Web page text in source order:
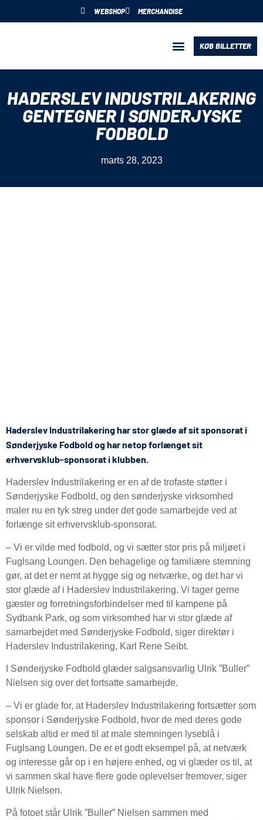
WEBSHOP MERCHANDISE
KØB BILLETTER
HADERSLEV INDUSTRILAKERING
GENTEGNER I SØNDERJYSKE
FODBOLD
marts 28, 2023
Haderslev Industrilakering har stor glæde af sit sponsorat i
Sønderjyske Fodbold og har netop forlænget sit
erhvervsklub-sponsorat i klubben.
Haderslev Industrilakering er en af de trofaste støtter i
Sønderjyske Fodbold, og den sønderjyske virksomhed
maler nu en tyk streg under det gode samarbejde ved at
forlænge sit erhvervsklub-sponsorat.
– Vi er vilde med fodbold, og vi sætter stor pris på miljøet i
Fuglsang Loungen. Den behagelige og familiære stemning
gør, at det er nemt at hygge sig og netværke, og det har vi
stor glæde af i Haderslev Industrilakering. Vi tager gerne
gæster og forretningsforbindelser med til kampene på
Sydbank Park, og som virksomhed har vi stor glæde af
samarbejdet med Sønderjyske Fodbold, siger direktør i
Haderslev Industrilakering, Karl Rene Seibt.
I Sønderjyske Fodbold glæder salgsansvarlig Ulrik ”Buller”
Nielsen sig over det fortsatte samarbejde.
– Vi er glade for, at Haderslev Industrilakering fortsætter som
sponsor i Sønderjyske Fodbold, hvor de med deres gode
selskab altid er med til at male stemningen lyseblå i
Fuglsang Loungen. De er et godt eksempel på, at netværk
og interesse går op i en højere enhed, og vi glæder os til, at
vi sammen skal have flere gode oplevelser fremover, siger
Ulrik Nielsen.
På fotoet står Ulrik ”Buller” Nielsen sammen med